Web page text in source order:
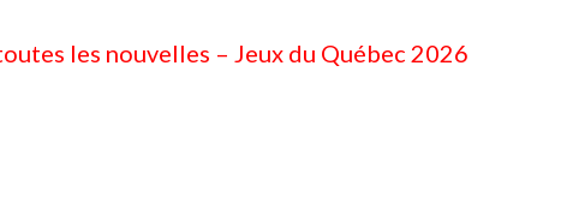
les nouvelles – Jeux du Québec 2026